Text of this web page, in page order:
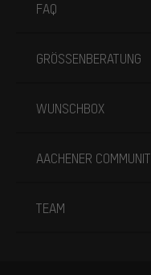
FAQ
GRÖSSENBERATUNG
WUNSCHBOX
AACHENER
TEAM